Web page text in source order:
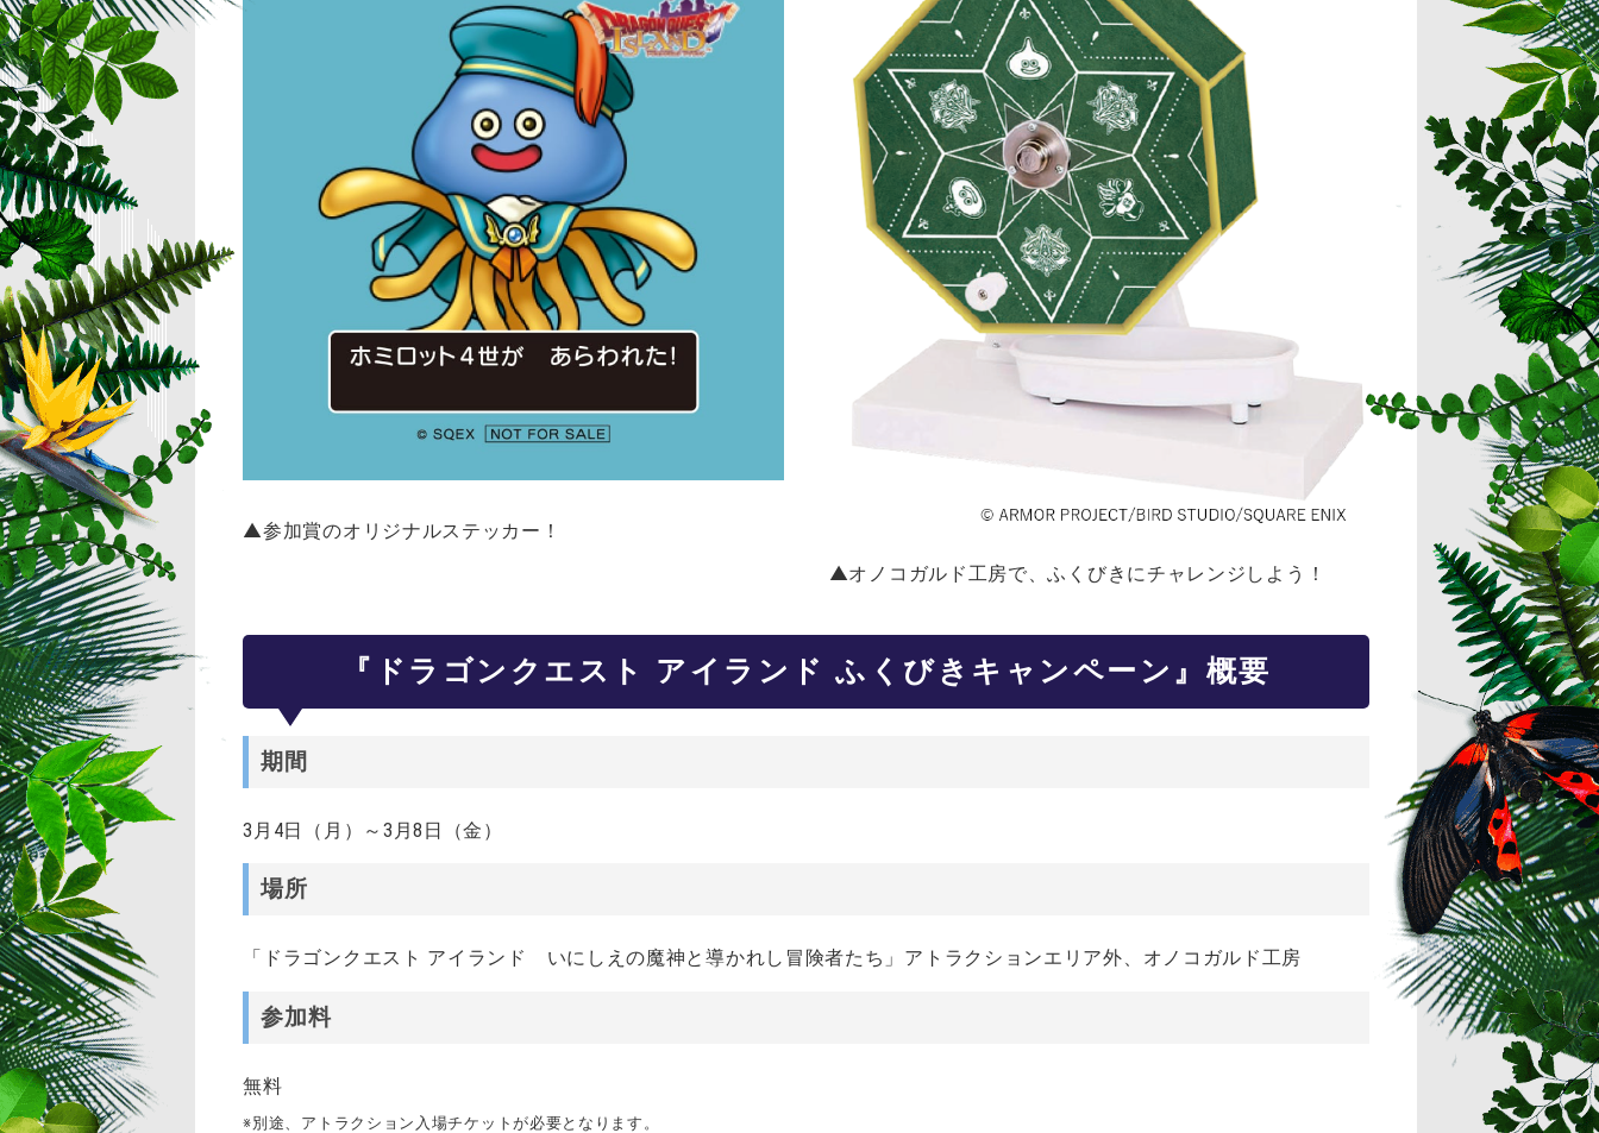
▲参加賞のオリジナルステッカー！
▲オノコガルド工房で、ふくびきにチャレンジしよう！
『ドラゴンクエスト アイランド ふくびきキャンペーン』概要
期間
3月4日（月）～3月8日（金）
場所
「ドラゴンクエスト アイランド いにしえの魔神と導かれし冒険者たち」アトラクションエリア外、オノコガルド工房
参加料
無料
※別途、アトラクション入場チケットが必要となります。